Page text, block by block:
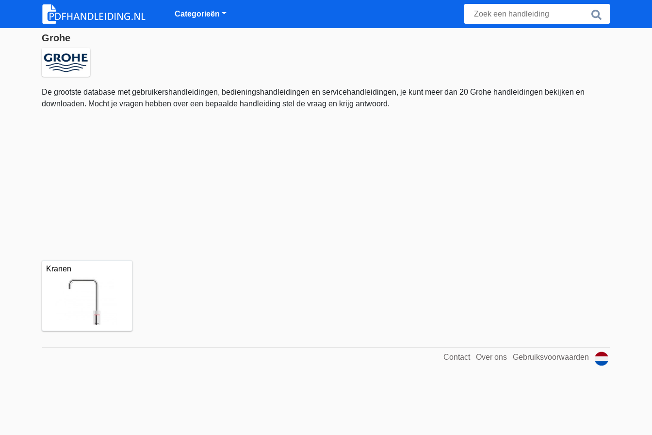
Categorieën
Grohe
De grootste database met gebruikershandleidingen, bedieningshandleidingen en servicehandleidingen, je kunt meer dan 20 Grohe handleidingen bekijken en
downloaden. Mocht je vragen hebben over een bepaalde handleiding stel de vraag en krijg antwoord.
Kranen
Contact Over ons Gebruiksvoorwaarden